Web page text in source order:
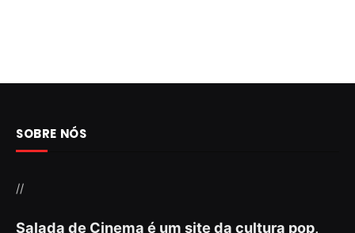
SOBRE NÓS
//
Salada de Cinema é um site da cultura pop,